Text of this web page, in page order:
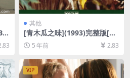
其他
[青木瓜之味](1993)完整版[百
度网盘+夸克网盘+迅雷云盘资
源1080P超清未删减][MP4/5.
7GB][中英字幕]
5 年前 2.83
VIP